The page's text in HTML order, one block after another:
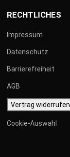
RECHTLICHES
Impressum
Datenschutz
Barrierefreiheit
AGB
Vertrag widerrufen
Cookie-Auswahl